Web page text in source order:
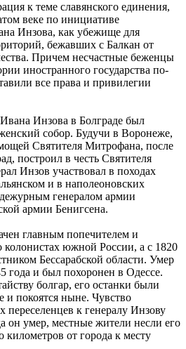
к теме славянского единения,
веке по инициативе
Инзова, как убежище для
бежавших с Балкан от
Причем несчастные беженцы
иностранного государства по-
все права и привилегии
Инзова в Болграде был
собор. Будучи в Воронеже,
Святителя Митрофана, после
построил в честь Святителя
Инзов участвовал в походах
и в наполеоновских
генералом армии
армии Бенигсена.
главным попечителем и
колонистах южной России, а с 1820
Бессарабской области. Умер
года и был похоронен в Одессе.
болгар, его останки были
и покоятся ныне. Чувство
переселенцев к генералу Инзову
он умер, местные жители несли его
километров от города к месту